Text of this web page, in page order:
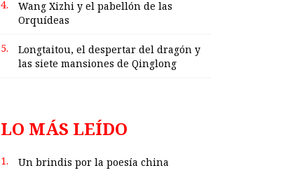
4.
Wang Xizhi y el pabellón de las
Orquídeas
5.
Longtaitou, el despertar del dragón y
las siete mansiones de Qinglong
LO MÁS LEÍDO
1. Un brindis por la poesía china